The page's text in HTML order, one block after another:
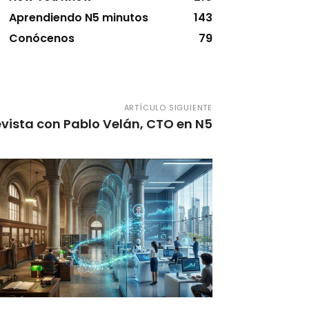
Aprendiendo N5 minutos
143
Conócenos
79
ARTÍCULO SIGUIENTE
con Pablo Velán, CTO en N5